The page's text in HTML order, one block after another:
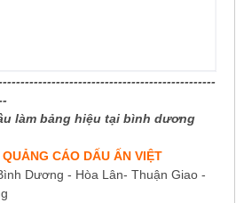
làm bảng hiệu tại bình dương
CÁO DẤU ẤN VIỆT
Dương - Hòa Lân- Thuận Giao -